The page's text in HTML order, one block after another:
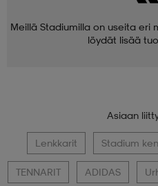
Meillä Stadiumilla on useita eri
löydät lisää
Asiaan
Lenkkarit Stadium
TENNARIT ADIDAS